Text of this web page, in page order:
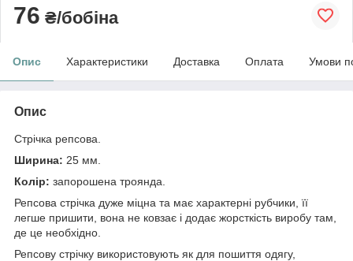
76 ₴/бобіна
Опис Характеристики Доставка Оплата Умови
Опис
Стрічка репсова.
Ширина: 25 мм.
Колір: запорошена троянда.
Репсова стрічка дуже міцна та має характерні рубчики, її
легше пришити, вона не ковзає і додає жорсткість виробу там,
де це необхідно.
Репсову стрічку використовують як для пошиття одягу,